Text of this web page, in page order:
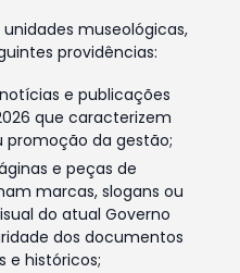
museológicas,
providências:
e publicações
que caracterizem
promoção da gestão;
e peças de
marcas, slogans ou
do atual Governo
dos documentos
e históricos;